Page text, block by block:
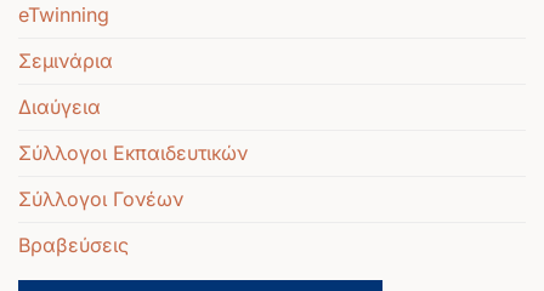
eTwinning
Σεμινάρια
Διαύγεια
Σύλλογοι Εκπαιδευτικών
Σύλλογοι Γονέων
Βραβεύσεις